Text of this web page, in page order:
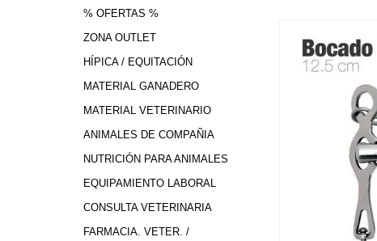
% OFERTAS %
ZONA OUTLET
HÍPICA / EQUITACIÓN
MATERIAL GANADERO
MATERIAL VETERINARIO
ANIMALES DE COMPAÑIA
NUTRICIÓN PARA ANIMALES
EQUIPAMIENTO LABORAL
CONSULTA VETERINARIA
FARMACIA. VETER. /